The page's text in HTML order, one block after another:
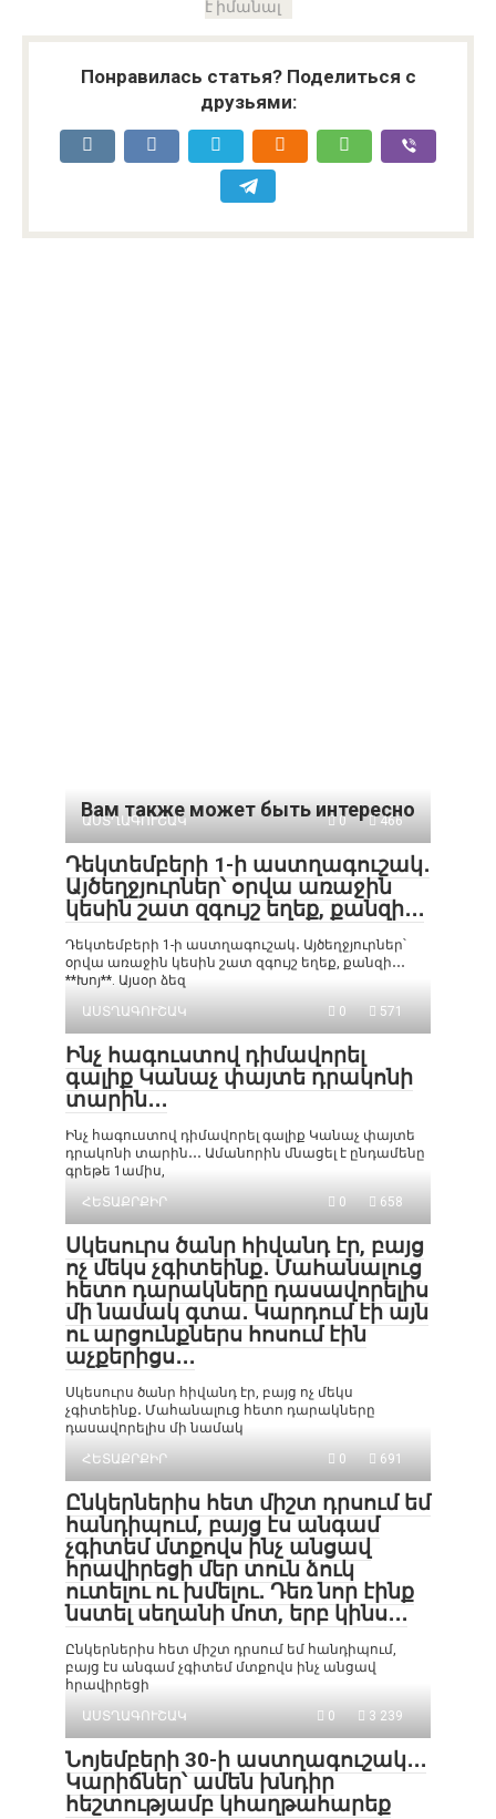
է իմանալ
Понравилась статья? Поделиться с
друзьями:
Вам также может быть интересно
ԱՍՏՂԱԳՈՒՇԱԿ 0 466
Դեկտեմբերի 1-ի աստղագուշակ․
Այծեղջյուրներ՝ օրվա առաջին
կեսին շատ զգույշ եղեք, քանզի․․․
Դեկտեմբերի 1-ի աստղագուշակ․ Այծեղջյուրներ՝
օրվա առաջին կեսին շատ զգույշ եղեք, քանզի․․․
**Խոյ**. Այսօր ձեզ
ԱՍՏՂԱԳՈՒՇԱԿ
0 571
Ինչ հագուստով դիմավորել
գալիք Կանաչ փայտե դրակոնի
տարին․․․
Ինչ հագուստով դիմավորել գալիք Կանաչ փայտե
դրակոնի տարին․․․ Ամանորին մնացել է ընդամենը
գրեթե 1ամիս,
ՀԵՏԱՔՐՔԻՐ
0 658
Սկեսուրս ծանր հիվանդ էր, բայց
ոչ մեկս չգիտեինք․ Մահանալուց
հետո դարակները դասավորելիս
մի նամակ գտա․ Կարդում էի այն
ու արցունքներս հոսում էին
աչքերիցս․․․
Սկեսուրս ծանր հիվանդ էր, բայց ոչ մեկս
չգիտեինք․ Մահանալուց հետո դարակները
դասավորելիս մի նամակ
ՀԵՏԱՔՐՔԻՐ
0 691
Ընկերներիս հետ միշտ դրսում եմ
հանդիպում, բայց էս անգամ
չգիտեմ մտքովս ինչ անցավ
հրավիրեցի մեր տուն ձուկ
ուտելու ու խմելու․ Դեռ նոր էինք
նստել սեղանի մոտ, երբ կինս․․․
Ընկերներիս հետ միշտ դրսում եմ հանդիպում,
բայց էս անգամ չգիտեմ մտքովս ինչ անցավ
հրավիրեցի
ԱՍՏՂԱԳՈՒՇԱԿ
0 3 239
Նոյեմբերի 30-ի աստղագուշակ․․․
Կարիճներ՝ ամեն խնդիր
հեշտությամբ կհաղթահարեք